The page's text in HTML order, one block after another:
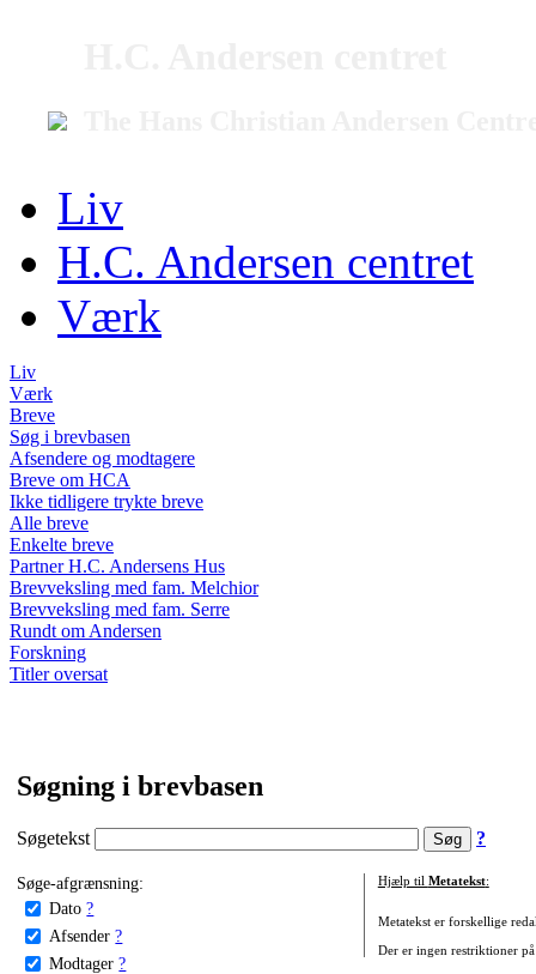
Liv
H.C. Andersen centret
Værk
Liv
Værk
Breve
Søg i brevbasen
Afsendere og modtagere
Breve om HCA
Ikke tidligere trykte breve
Alle breve
Enkelte breve
Partner H.C. Andersens Hus
Brevveksling med fam. Melchior
Brevveksling med fam. Serre
Rundt om Andersen
Forskning
Titler oversat
Søgning i brevbasen
Søgetekst ?
Søge-afgrænsning:
Dato ?
Afsender ?
Modtager ?
Hjælp til Metatekst:
Metatekst er forskellige
Der er ingen restriktioner